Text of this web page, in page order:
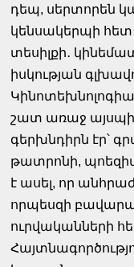
դեպ, սերտորեն
կենսակերպի հետ։
տեսիլքի․
իսկության
շատ առաջ
գերխնդիրն էր՝
թատրոնի,
է ասել, որ
որպեսզի
ուրվականների